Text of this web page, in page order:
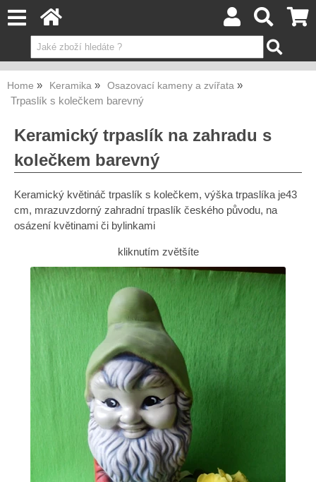
Home Keramika Osazovací kameny a zvířata
Trpaslík s kolečkem barevný
Keramický trpaslík na zahradu s
kolečkem barevný
Keramický květináč trpaslík s kolečkem, výška trpaslíka je43
cm, mrazuvzdorný zahradní trpaslík českého původu, na
osázení květinami či bylinkami
kliknutím zvětšíte